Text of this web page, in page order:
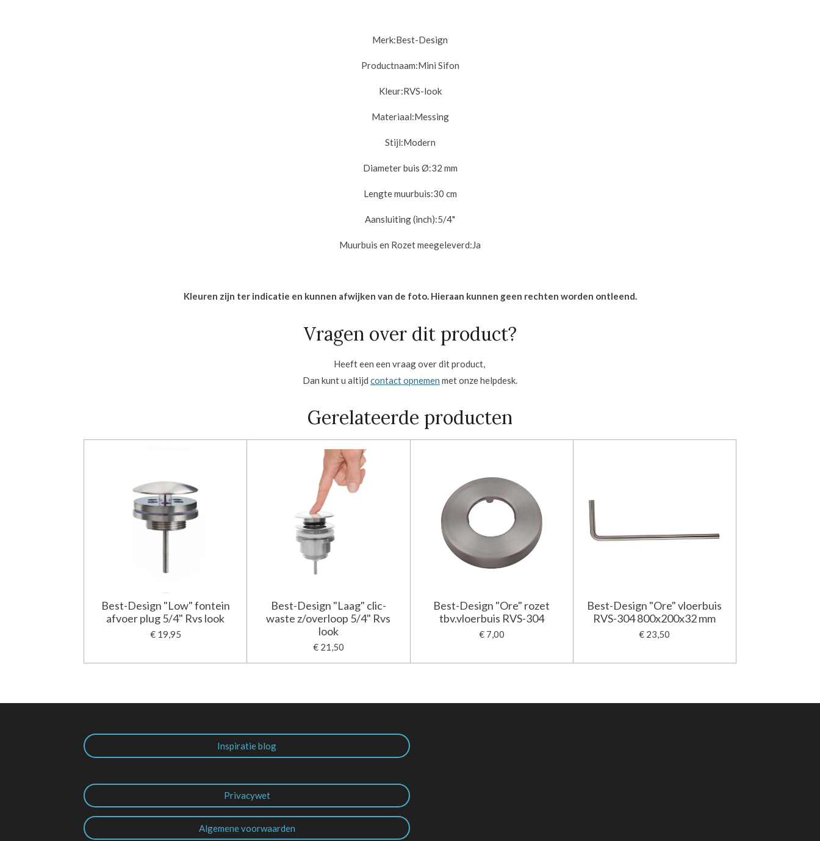
Merk:Best-Design
Productnaam:Mini Sifon
Kleur:RVS-look
Materiaal:Messing
Stijl:Modern
Diameter buis Ø:32 mm
Lengte muurbuis:30 cm
Aansluiting (inch):5/4"
Muurbuis en Rozet meegeleverd:Ja
Kleuren zijn ter indicatie en kunnen afwijken van de foto. Hieraan kunnen geen rechten worden ontleend.
Vragen over dit product?
Heeft een een vraag over dit product,
Dan kunt u altijd contact opnemen met onze helpdesk.
Gerelateerde producten
Best-Design "Low" fontein
afvoer plug 5/4" Rvs look
€ 19,95
Best-Design "Laag" clic-
waste z/overloop 5/4" Rvs
look
€ 21,50
Best-Design "Ore" rozet
tbv.vloerbuis RVS-304
€ 7,00
Best-Design "Ore" vloerbuis
RVS-304 800x200x32 mm
€ 23,50
Inspiratie blog
Privacywet
Algemene voorwaarden